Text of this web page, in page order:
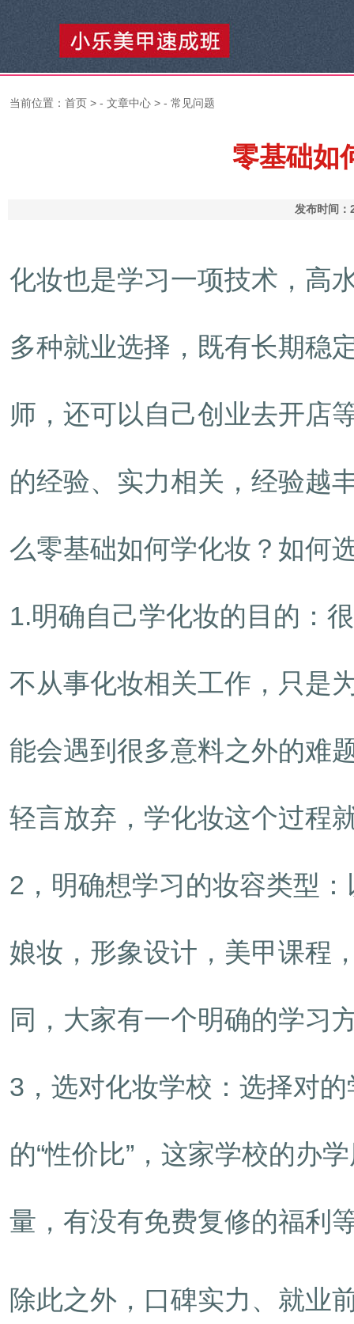
当前位置： 首页 > - 文章中心 > - 常见问题
零基础如
发布时间
化妆也是学习一项技术，高
多种就业选择，既有长期稳
师，还可以自己创业去开店
的经验、实力相关，经验越
么零基础如何学化妆？如何
1.明确自己学化妆的目的：
不从事化妆相关工作，只是
能会遇到很多意料之外的难
轻言放弃，学化妆这个过程
2，明确想学习的妆容类型
娘妆，形象设计，美甲课程
同，大家有一个明确的学习
3，选对化妆学校：选择对
的“性价比”，这家学校的办
量，有没有免费复修的福利
除此之外，口碑实力、就业